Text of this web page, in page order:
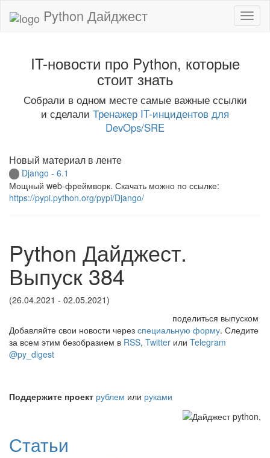
Python Дайджест
IT-новости про Python, которые
стоит знать
Собрали в одном месте самые важные ссылки
и сделали Тренажер IT-инцидентов для
DevOps/SRE
Новый материал в ленте
Django - 6.1
Мощный web-фреймворк. Скачать можно по ссылке:
https://pypi.python.org/pypi/Django/
Python Дайджест.
Выпуск 384
(26.04.2021 - 02.05.2021)
поделиться выпуском
Добавляйте свои новости через специальную форму. Следите
за всем этим безобразием в RSS, Twitter или Telegram
@py_digest
Поддержите проект рублем или руками
Статьи